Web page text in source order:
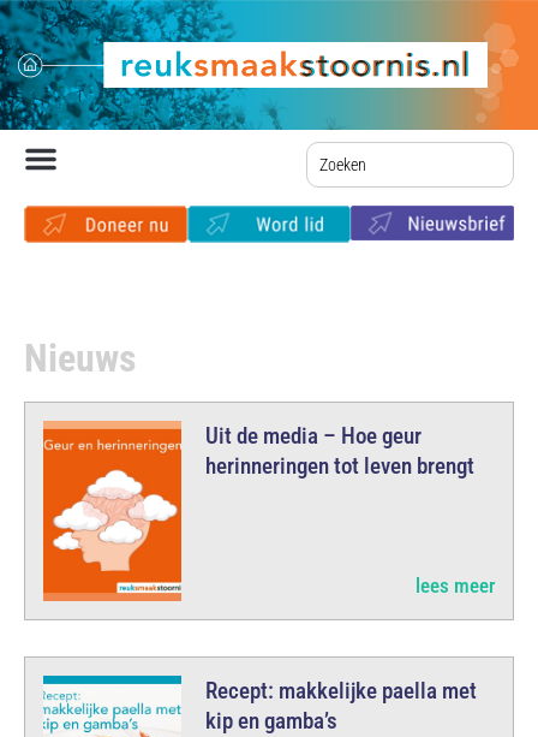
Nieuws
Uit de media – Hoe geur
herinneringen tot leven brengt
lees meer
Recept: makkelijke paella met
kip en gamba’s